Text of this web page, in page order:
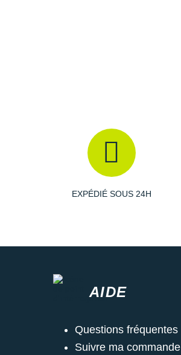
EXPÉDIÉ SOUS 24H
AIDE
Questions fréquentes
Suivre ma commande